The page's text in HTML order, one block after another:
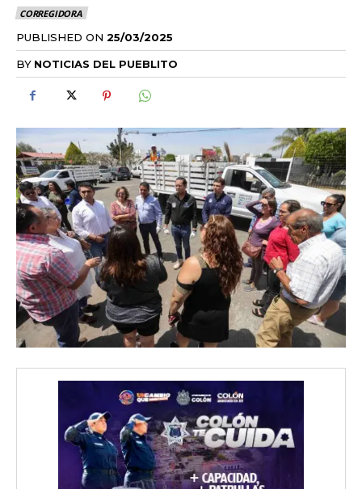
CORREGIDORA
PUBLISHED ON 25/03/2025
BY NOTICIAS DEL PUEBLITO